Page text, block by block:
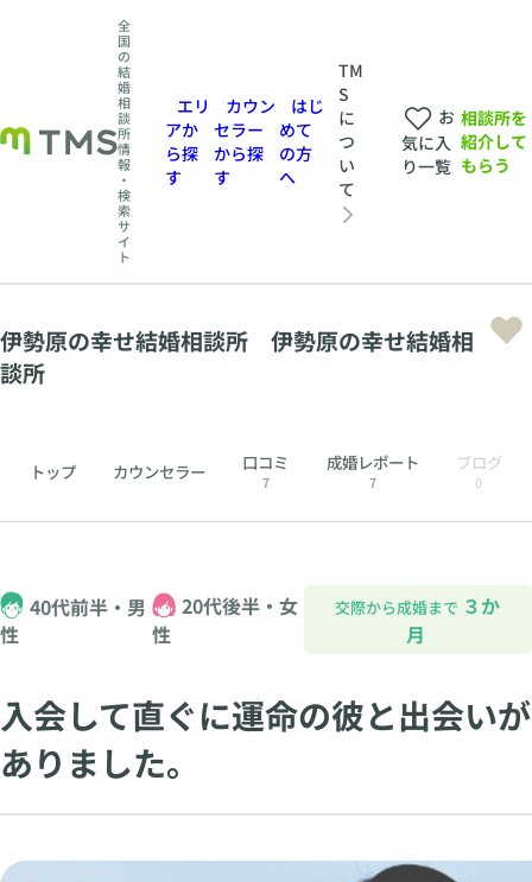
全
国
の
結
婚
相
談
所
情
報
・
検
索
サ
イ
ト
エリ
アか
ら探
す
カウン
セラー
から探
す
はじ
めて
の方
へ
TM
S
に
つ
い
て
お
気に入
り一覧
相談所を
紹介して
もらう
伊勢原の幸せ結婚相談所 伊勢原の幸せ結婚相
談所
トップ カウンセラー 口コミ
7
成婚レポート
7
ブログ
0
40代前半・男
性
20代後半・女
性
交際から成婚まで ３か
月
入会して直ぐに運命の彼と出会いが
ありました。